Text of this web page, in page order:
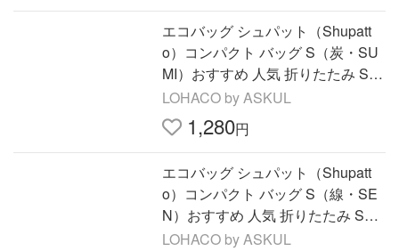
エコバッグ シュパット（Shupatt
o）コンパクト バッグ S（炭・SU
MI）おすすめ 人気 折りたたみ S46
6SU 1個 マーナ
LOHACO by ASKUL
1,280円
エコバッグ シュパット（Shupatt
o）コンパクト バッグ S（線・SE
N）おすすめ 人気 折りたたみ S46
6SE 1個 マーナ
LOHACO by ASKUL